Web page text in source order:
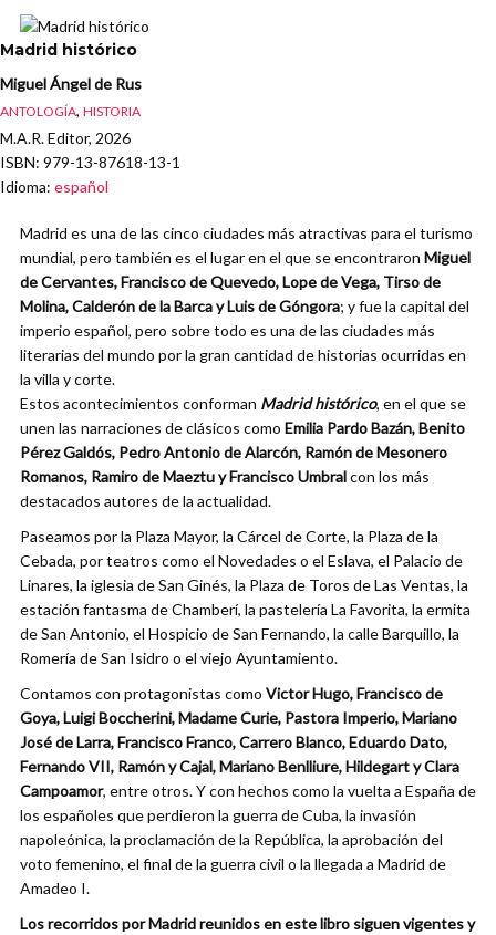
Madrid histórico
Miguel Ángel de Rus
ANTOLOGÍA, HISTORIA
M.A.R. Editor, 2026
ISBN: 979-13-87618-13-1
Idioma: español
Madrid es una de las cinco ciudades más atractivas para el turismo
mundial, pero también es el lugar en el que se encontraron Miguel
de Cervantes, Francisco de Quevedo, Lope de Vega, Tirso de
Molina, Calderón de la Barca y Luis de Góngora; y fue la capital del
imperio español, pero sobre todo es una de las ciudades más
literarias del mundo por la gran cantidad de historias ocurridas en
la villa y corte.
Estos acontecimientos conforman Madrid histórico, en el que se
unen las narraciones de clásicos como Emilia Pardo Bazán, Benito
Pérez Galdós, Pedro Antonio de Alarcón, Ramón de Mesonero
Romanos, Ramiro de Maeztu y Francisco Umbralcon los más
destacados autores de la actualidad.
Paseamos por la Plaza Mayor, la Cárcel de Corte, la Plaza de la
Cebada, por teatros como el Novedades o el Eslava, el Palacio de
Linares, la iglesia de San Ginés, la Plaza de Toros de Las Ventas, la
estación fantasma de Chamberí, la pastelería La Favorita, la ermita
de San Antonio, el Hospicio de San Fernando, la calle Barquillo, la
Romería de San Isidro o el viejo Ayuntamiento.
Contamos con protagonistas como Victor Hugo, Francisco de
Goya, Luigi Boccherini, Madame Curie, Pastora Imperio, Mariano
José de Larra, Francisco Franco, Carrero Blanco, Eduardo Dato,
Fernando VII, Ramón y Cajal, Mariano Benlliure, Hildegart y Clara
Campoamor, entre otros. Y con hechos como la vuelta a España de
los españoles que perdieron la guerra de Cuba, la invasión
napoleónica, la proclamación de la República, la aprobación del
voto femenino, el final de la guerra civil o la llegada a Madrid de
Amadeo I.
Los recorridos por Madrid reunidos en este libro siguen vigentes y